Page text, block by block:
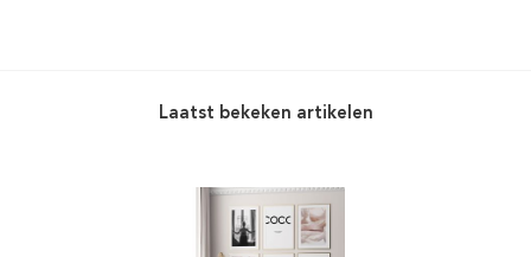
Laatst bekeken artikelen